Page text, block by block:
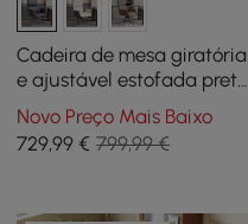
Cadeira de mesa giratória
e ajustável estofada preta
com base de madeira
Novo Preço Mais Baixo
729,99 € 799,99 €